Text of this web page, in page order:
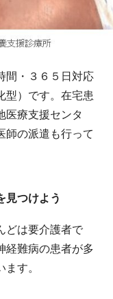
間・３６５日対応
型）です。在宅患
医療支援センタ
師の派遣も行って
見つけよう
どは要介護者で
経難病の患者が多
す。